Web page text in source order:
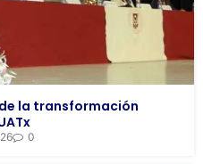
la transformación
0